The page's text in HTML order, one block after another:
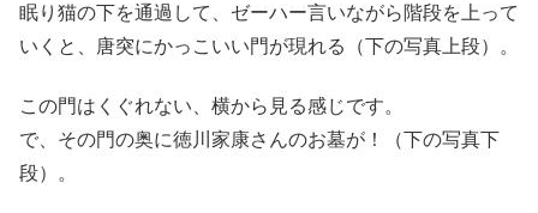
眠り猫の下を通過して、ゼーハー言いながら階段を上って
いくと、唐突にかっこいい門が現れる（下の写真上段）。
この門はくぐれない、横から見る感じです。
で、その門の奥に徳川家康さんのお墓が！（下の写真下
段）。